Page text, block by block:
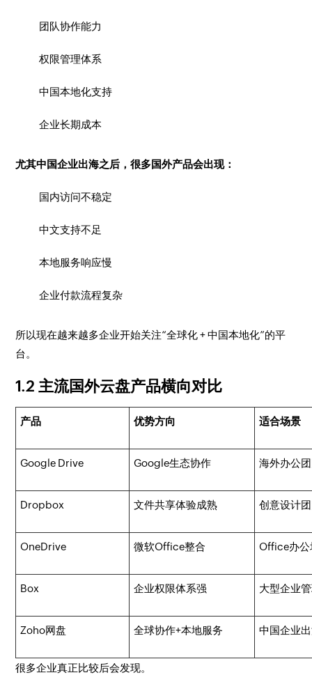
团队协作能力
权限管理体系
中国本地化支持
企业长期成本
尤其中国企业出海之后，很多国外产品会出现：
国内访问不稳定
中文支持不足
本地服务响应慢
企业付款流程复杂
所以现在越来越多企业开始关注“全球化 + 中国本地化”的平
台。
1.2 主流国外云盘产品横向对比
产品 优势方向 适合场景
Google Drive Google生态协作 海外办公
Dropbox 文件共享体验成熟 创意设计
OneDrive 微软Office整合 Office办公
Box 企业权限体系强 大型企业
Zoho网盘 全球协作+本地服务 中国企业
很多企业真正比较后会发现。